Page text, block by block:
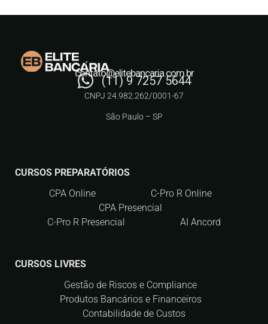
(11) 9 7257 5644
contato@elitebancaria.com.br
CNPJ 24.982.262/0001-67
São Paulo – SP
CURSOS PREPARATÓRIOS
CPA Online
C-Pro R Online
CPA Presencial
C-Pro R Presencial
AI Ancord
CURSOS LIVRES
Gestão de Riscos e Compliance
Produtos Bancários e Financeiros
Contabilidade de Custos